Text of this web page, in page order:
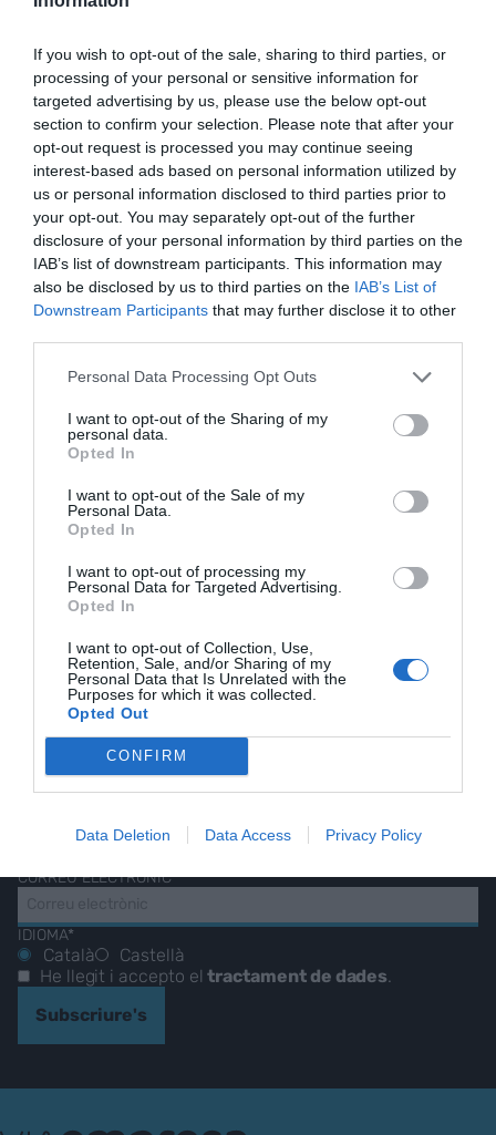
If you wish to opt-out of the sale, sharing to third parties, or
processing of your personal or sensitive information for
targeted advertising by us, please use the below opt-out
section to confirm your selection. Please note that after your
opt-out request is processed you may continue seeing
interest-based ads based on personal information utilized by
us or personal information disclosed to third parties prior to
your opt-out. You may separately opt-out of the further
disclosure of your personal information by third parties on the
IAB’s list of downstream participants. This information may
also be disclosed by us to third parties on the IAB’s List of
Downstream Participants that may further disclose it to other
Personal Data Processing Opt Outs
I want to opt-out of the Sharing of my
personal data.
Opted In
I want to opt-out of the Sale of my
Personal Data.
Opted In
I want to opt-out of processing my
Personal Data for Targeted Advertising.
Opted In
I want to opt-out of Collection, Use,
Retention, Sale, and/or Sharing of my
Personal Data that Is Unrelated with the
Purposes for which it was collected.
Opted Out
CONFIRM
Data Deletion Data Access Privacy Policy
AfegirVIA Empresacom a font preferida de
Google de forma gratuïta
Estigues informat amb les últimes notícies d'actualitat
ACTIVAR ARA
ELS MÉS LLEGITS
AVUI DESTAQUEM
EL NOSTRE
BUTLLETÍ
Les nostres millors
històries, reportatges i
entrevistes.
CORREU ELECTRÒNIC
IDIOMA*
Català
Castellà
He llegit i accepto eltractament de dades.
Subscriure's